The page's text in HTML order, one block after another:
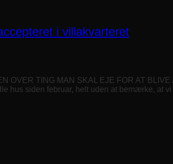
i villakvarteret
OVER TING MAN SKAL EJE FOR AT
hus siden februar, helt uden at bemærke, at